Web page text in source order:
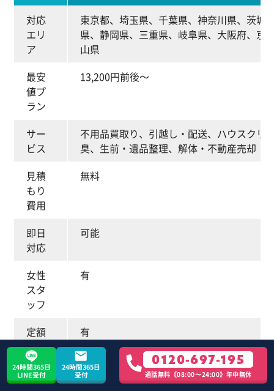
対応
エリ
ア
東京都、埼玉県、千葉県、神奈川県、茨城
県、静岡県、三重県、岐阜県、大阪府、京
山県
最安
値プ
ラン
13,200円前後～
サー
ビス
不用品買取り、引越し・配送、ハウスクリ
臭、生前・遺品整理、解体・不動産売却
見積
もり
費用
無料
即日
対応
可能
女性
スタ
ッフ
有
定額
パッ
ク有
無
有
24時間365日
LINE受付
24時間365日
受付
0120-697-195
通話無料《08:00〜24:00》年中無休